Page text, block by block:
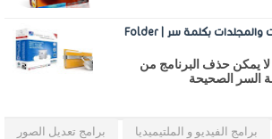
تحميل برنامج قفل الملفات والمجلدات بكلمة سر | Folder
لا يمكن حذف البرنامج من
السر الصحيحة
برامج تعديل الصور برامج الفيديو و الملتيميديا